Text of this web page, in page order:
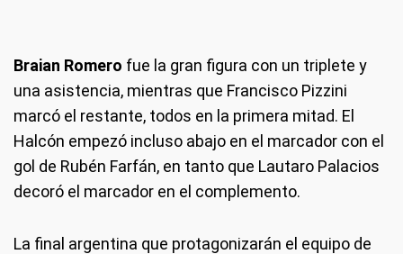
Braian Romero fue la gran figura con un triplete y
una asistencia, mientras que Francisco Pizzini
marcó el restante, todos en la primera mitad. El
Halcón empezó incluso abajo en el marcador con el
gol de Rubén Farfán, en tanto que Lautaro Palacios
decoró el marcador en el complemento.
La final argentina que protagonizarán el equipo de